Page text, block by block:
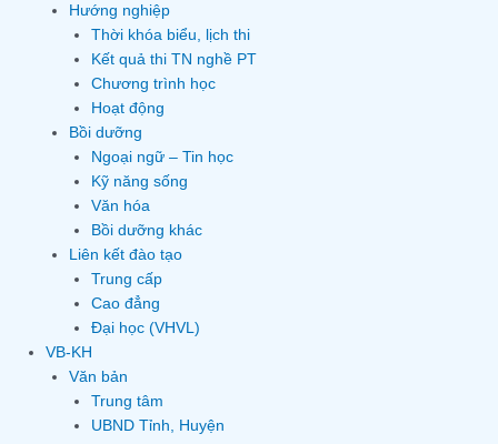
Hướng nghiệp
Thời khóa biểu, lịch thi
Kết quả thi TN nghề PT
Chương trình học
Hoạt động
Bồi dưỡng
Ngoại ngữ – Tin học
Kỹ năng sống
Văn hóa
Bồi dưỡng khác
Liên kết đào tạo
Trung cấp
Cao đẳng
Đại học (VHVL)
VB-KH
Văn bản
Trung tâm
UBND Tỉnh, Huyện